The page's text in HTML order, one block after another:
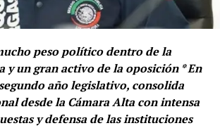
que el Poder Legislativo debe
condiciones para combatir la
la tranquilidad de las familias
ante el contexto que enfrenta
peso político dentro de la
y un gran activo de la oposición * En
año legislativo, consolida
desde la Cámara Alta con intensa
y defensa de las instituciones